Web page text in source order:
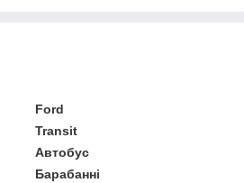
Ford
Transit
Автобус
Барабанні